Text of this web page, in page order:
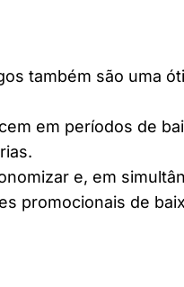
também são uma
em períodos de
e, em
promocionais de